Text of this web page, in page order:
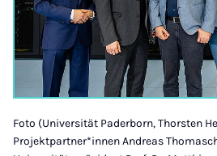
Foto (Universität Paderborn, Thorsten
Projektpartner*innen Andreas